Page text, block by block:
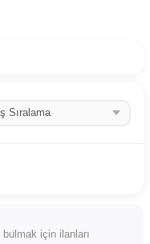
bulmak için ilanları